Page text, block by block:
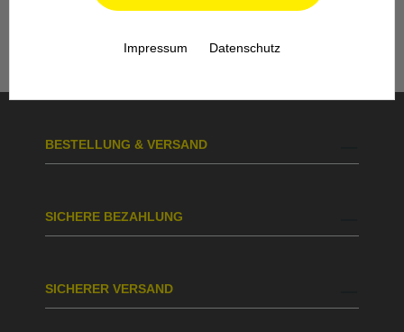
BESTELLUNG & VERSAND
SICHERE BEZAHLUNG
SICHERER VERSAND
Impressum Datenschutz